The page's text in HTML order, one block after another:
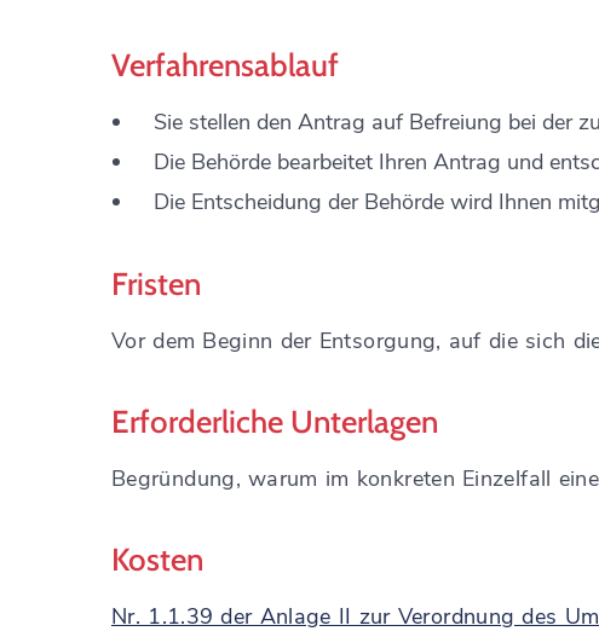
Verfahrensablauf
Sie stellen den Antrag auf Befreiung bei der
Die Behörde bearbeitet Ihren Antrag und
Die Entscheidung der Behörde wird Ihnen
Fristen
Vor dem Beginn der Entsorgung, auf die sich
Erforderliche Unterlagen
Begründung, warum im konkreten Einzelfall
Kosten
Nr. 1.1.39 der Anlage II zur Verordnung des